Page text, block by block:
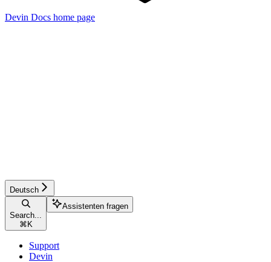
Devin Docs home page
Deutsch
Search...
⌘ K
Assistenten fragen
Support
Devin